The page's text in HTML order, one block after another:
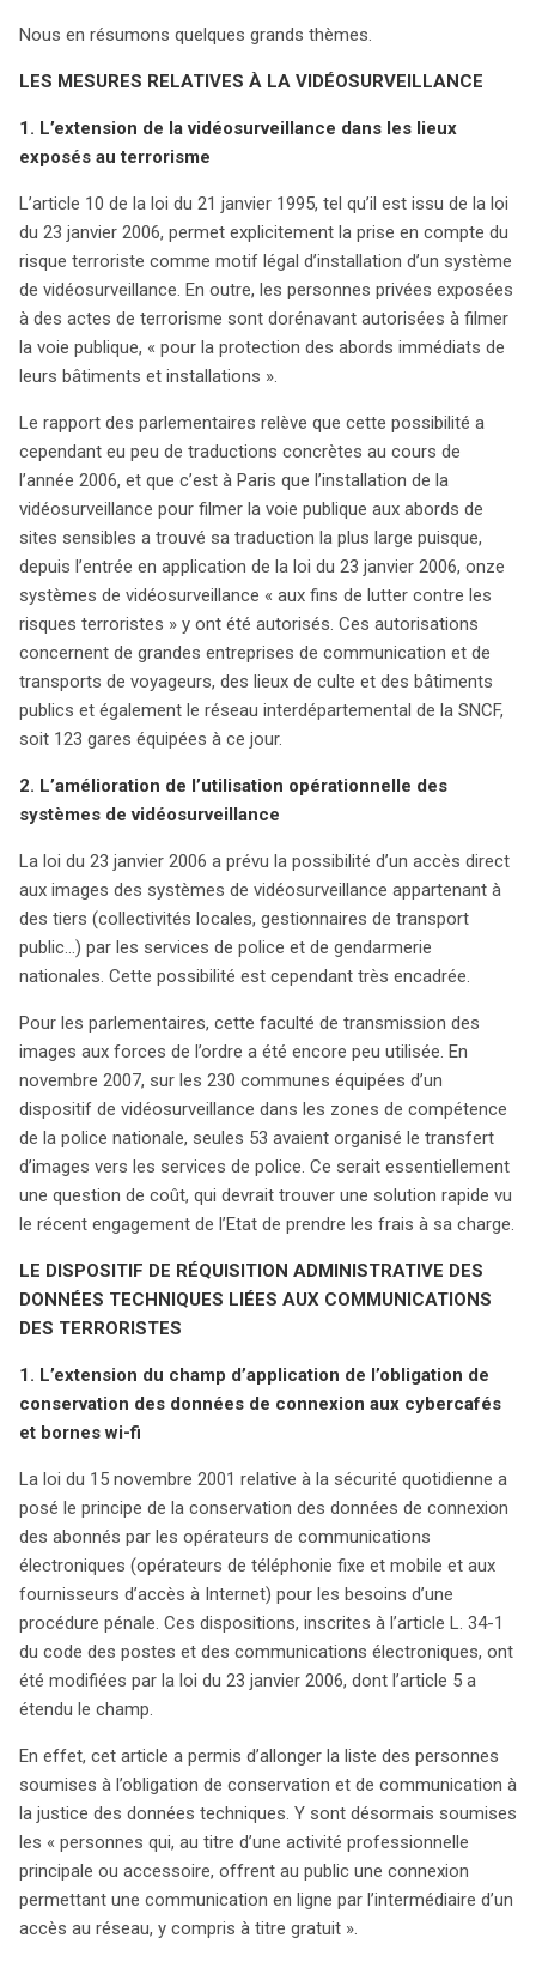
raison de préoccupations budgétaires. Sur le plan des
conservation des données aux cybercafés et bornes Wi-
Fi, mais des ambiguïtés subsistent concernant
l’identification des utilisateurs. Les parlementaires
obligations, alors qu’un dispositif de réquisition
administrative des données a été mis en place pour
renforcer la lutte contre le terrorisme. La pérennisation
de ces mesures au-delà de 2008 est jugée essentielle,
compte tenu des menaces persistantes.
Nous en résumons quelques grands thèmes.
LES MESURES RELATIVES À LA VIDÉOSURVEILLANCE
1. L’extension de la vidéosurveillance dans les lieux
exposés au terrorisme
L’article 10 de la loi du 21 janvier 1995, tel qu’il est issu de la loi
du 23 janvier 2006, permet explicitement la prise en compte du
risque terroriste comme motif légal d’installation d’un système
de vidéosurveillance. En outre, les personnes privées exposées
à des actes de terrorisme sont dorénavant autorisées à filmer
la voie publique, « pour la protection des abords immédiats de
leurs bâtiments et installations ».
Le rapport des parlementaires relève que cette possibilité a
cependant eu peu de traductions concrètes au cours de
l’année 2006, et que c’est à Paris que l’installation de la
vidéosurveillance pour filmer la voie publique aux abords de
sites sensibles a trouvé sa traduction la plus large puisque,
depuis l’entrée en application de la loi du 23 janvier 2006, onze
systèmes de vidéosurveillance « aux fins de lutter contre les
risques terroristes » y ont été autorisés. Ces autorisations
concernent de grandes entreprises de communication et de
transports de voyageurs, des lieux de culte et des bâtiments
publics et également le réseau interdépartemental de la SNCF,
soit 123 gares équipées à ce jour.
2. L’amélioration de l’utilisation opérationnelle des
systèmes de vidéosurveillance
La loi du 23 janvier 2006 a prévu la possibilité d’un accès direct
aux images des systèmes de vidéosurveillance appartenant à
des tiers (collectivités locales, gestionnaires de transport
public…) par les services de police et de gendarmerie
nationales. Cette possibilité est cependant très encadrée.
Pour les parlementaires, cette faculté de transmission des
images aux forces de l’ordre a été encore peu utilisée. En
novembre 2007, sur les 230 communes équipées d’un
dispositif de vidéosurveillance dans les zones de compétence
de la police nationale, seules 53 avaient organisé le transfert
d’images vers les services de police. Ce serait essentiellement
une question de coût, qui devrait trouver une solution rapide vu
le récent engagement de l’Etat de prendre les frais à sa charge.
LE DISPOSITIF DE RÉQUISITION ADMINISTRATIVE DES
DONNÉES TECHNIQUES LIÉES AUX COMMUNICATIONS
DES TERRORISTES
1. L’extension du champ d’application de l’obligation de
conservation des données de connexion aux cybercafés
et bornes wi-fi
La loi du 15 novembre 2001 relative à la sécurité quotidienne a
posé le principe de la conservation des données de connexion
des abonnés par les opérateurs de communications
électroniques (opérateurs de téléphonie fixe et mobile et aux
fournisseurs d’accès à Internet) pour les besoins d’une
procédure pénale. Ces dispositions, inscrites à l’article L. 34-1
du code des postes et des communications électroniques, ont
été modifiées par la loi du 23 janvier 2006, dont l’article 5 a
étendu le champ.
En effet, cet article a permis d’allonger la liste des personnes
soumises à l’obligation de conservation et de communication à
la justice des données techniques. Y sont désormais soumises
les « personnes qui, au titre d’une activité professionnelle
principale ou accessoire, offrent au public une connexion
permettant une communication en ligne par l’intermédiaire d’un
accès au réseau, y compris à titre gratuit ».